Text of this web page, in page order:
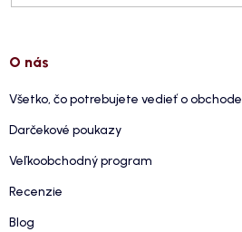
O nás
Všetko, čo potrebujete vedieť o obchode
Darčekové poukazy
Veľkoobchodný program
Recenzie
Blog